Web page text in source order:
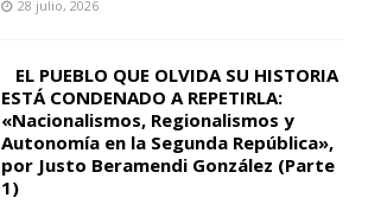
28 julio, 2026
EL PUEBLO QUE OLVIDA SU HISTORIA
ESTÁ CONDENADO A REPETIRLA:
«Nacionalismos, Regionalismos y
Autonomía en la Segunda República»,
por Justo Beramendi González (Parte
1)